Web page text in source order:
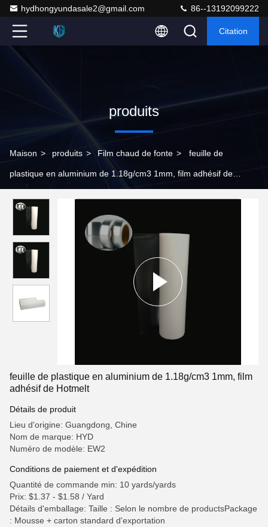
hydhongyundasale2@gmail.com 86--13192099222
Citation
produits
Maison > produits > Film chaud de fonte > feuille de
plastique en aluminium de 1.18g/cm3 1mm, film adhésif de
feuille de plastique en aluminium de 1.18g/cm3 1mm, film
adhésif de Hotmelt
Détails de produit
Lieu d'origine: Guangdong, Chine
Nom de marque: HYD
Numéro de modèle: EW2
Conditions de paiement et d'expédition
Quantité de commande min: 10 yards/yards
Prix: $1.37 - $1.58 / Yard
Détails d'emballage: Taille : Selon le nombre de productsPackage
: Mousse + carton standard d'exportation